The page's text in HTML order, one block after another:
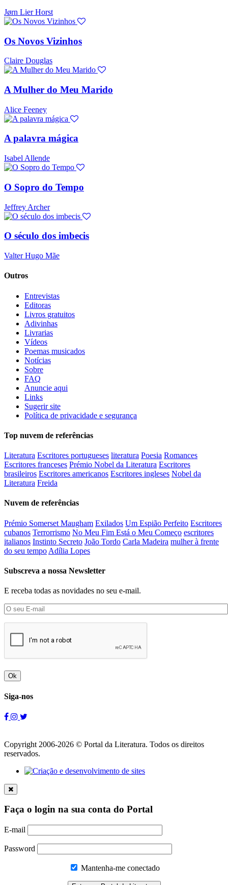
Jørn Lier Horst
Os Novos Vizinhos
Claire Douglas
A Mulher do Meu Marido
Alice Feeney
A palavra mágica
Isabel Allende
O Sopro do Tempo
Jeffrey Archer
O século dos imbecis
Valter Hugo Mãe
Outros
Entrevistas
Editoras
Livros gratuitos
Adivinhas
Livrarias
Vídeos
Poemas musicados
Notícias
Sobre
FAQ
Anuncie aqui
Links
Sugerir site
Política de privacidade e segurança
Top nuvem de referências
Literatura Escritores portugueses literatura Poesia Romances
Escritores franceses Prémio Nobel da Literatura Escritores
brasileiros Escritores americanos Escritores ingleses Nobel da
Literatura Freida
Nuvem de referências
Prémio Somerset Maugham Exilados Um Espião Perfeito Escritores
cubanos Terrorrismo No Meu Fim Está o Meu Começo escritores
italianos Instinto Secreto João Tordo Carla Madeira mulher à frente
do seu tempo Adília Lopes
Subscreva a nossa Newsletter
E receba todas as novidades no seu e-mail.
Ok
Siga-nos
Copyright 2006-2026 © Portal da Literatura. Todos os direitos
reservados.
Faça o login na sua conta do Portal
E-mail
Password
Mantenha-me conectado